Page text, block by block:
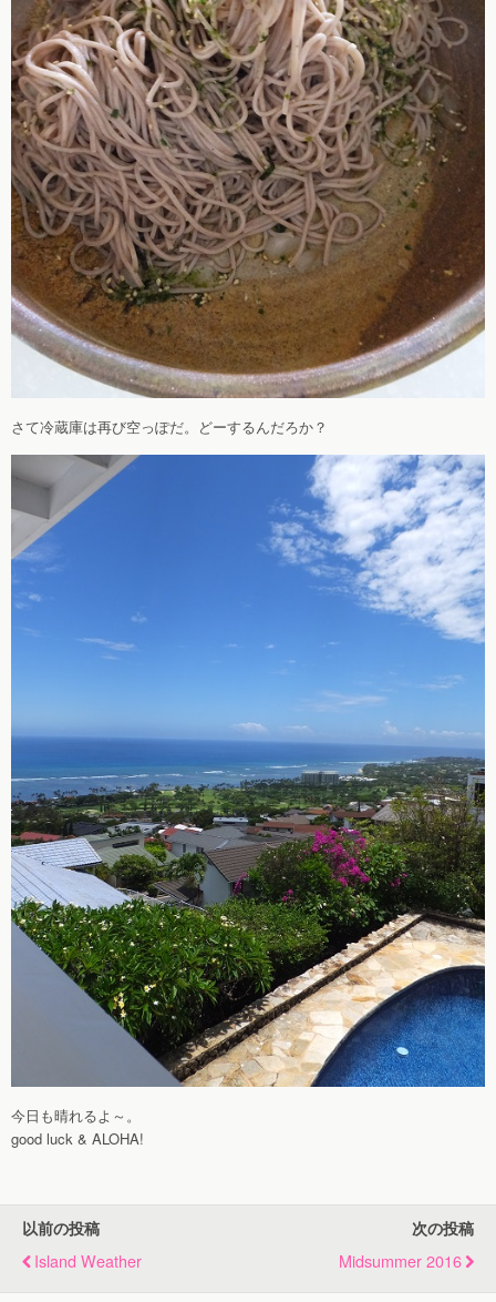
さて冷蔵庫は再び空っぽだ。どーするんだろか？
今日も晴れるよ～。
good luck & ALOHA!
以前の投稿
Island Weather
次の投稿
Midsummer 2016